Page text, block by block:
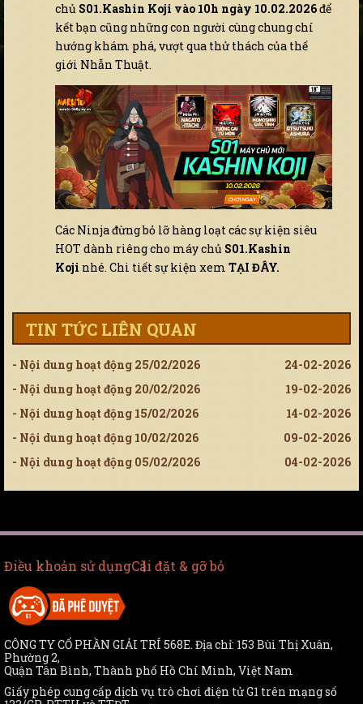
chủ S01.Kashin Koji vào 10h ngày 10.02.2026để
kết bạn cũng những con người cùng chung chí
hướng khám phá, vượt qua thử thách của thế
giới Nhẫn Thuật.
Các Ninja đừng bỏ lỡ hàng loạt các sự kiện siêu
HOT dành riêng cho máy chủ S01.Kashin
Koji nhé. Chi tiết sự kiện xem TẠI ĐÂY.
TIN TỨC LIÊN QUAN
- Nội dung hoạt động 25/02/2026
24-02-2026
- Nội dung hoạt động 20/02/2026
19-02-2026
- Nội dung hoạt động 15/02/2026
14-02-2026
- Nội dung hoạt động 10/02/2026
09-02-2026
- Nội dung hoạt động 05/02/2026
04-02-2026
Điều khoản sử dụngCài đặt & gỡ bỏ
CÔNG TY CỔ PHẦN GIẢI TRÍ 568E. Địa chỉ: 153 Bùi Thị Xuân,
Phường 2,
Quận Tân Bình, Thành phố Hồ Chí Minh, Việt Nam
Giấy phép cung cấp dịch vụ trò chơi điện tử G1 trên mạng số